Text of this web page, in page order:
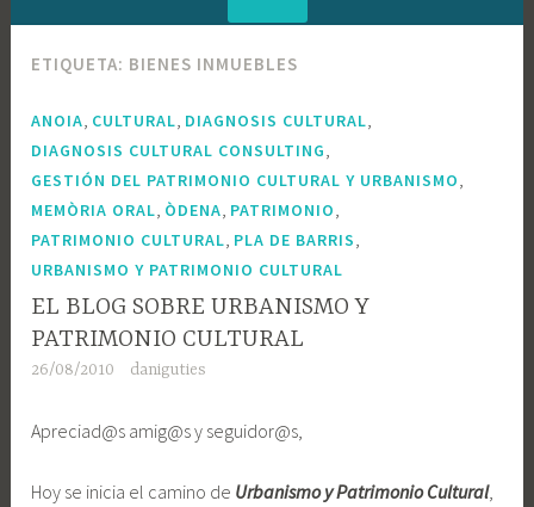
Cultural
ETIQUETA: BIENES INMUEBLES
ANOIA, CULTURAL, DIAGNOSIS CULTURAL,
DIAGNOSIS CULTURAL CONSULTING,
GESTIÓN DEL PATRIMONIO CULTURAL Y URBANISMO,
MEMÒRIA ORAL, ÒDENA, PATRIMONIO,
PATRIMONIO CULTURAL, PLA DE BARRIS,
URBANISMO Y PATRIMONIO CULTURAL
EL BLOG SOBRE URBANISMO Y
PATRIMONIO CULTURAL
26/08/2010 daniguties
Apreciad@s amig@s y seguidor@s,
Hoy se inicia el camino de Urbanismo y Patrimonio Cultural,